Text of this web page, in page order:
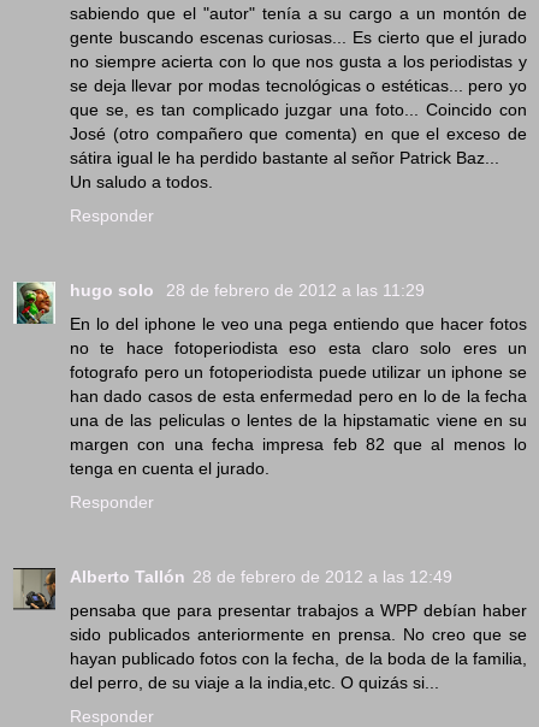
sabiendo que el "autor" tenía a su cargo a un montón de
gente buscando escenas curiosas... Es cierto que el jurado
no siempre acierta con lo que nos gusta a los periodistas y
se deja llevar por modas tecnológicas o estéticas... pero yo
que se, es tan complicado juzgar una foto... Coincido con
José (otro compañero que comenta) en que el exceso de
sátira igual le ha perdido bastante al señor Patrick Baz...
Un saludo a todos.
Responder
hugo solo
28 de febrero de 2012 a las 11:29
En lo del iphone le veo una pega entiendo que hacer fotos
no te hace fotoperiodista eso esta claro solo eres un
fotografo pero un fotoperiodista puede utilizar un iphone se
han dado casos de esta enfermedad pero en lo de la fecha
una de las peliculas o lentes de la hipstamatic viene en su
margen con una fecha impresa feb 82 que al menos lo
tenga en cuenta el jurado.
Responder
Alberto Tallón 28 de febrero de 2012 a las 12:49
pensaba que para presentar trabajos a WPP debían haber
sido publicados anteriormente en prensa. No creo que se
hayan publicado fotos con la fecha, de la boda de la familia,
del perro, de su viaje a la india,etc. O quizás si...
Responder